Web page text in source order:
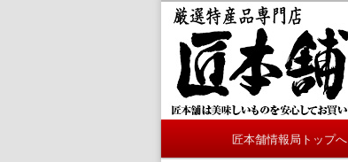
匠本舗情
かにやおせちについ
メ
サ
匠本舗情報局トップへ